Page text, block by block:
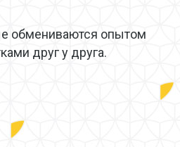
обмениваются опытом
друг у друга.